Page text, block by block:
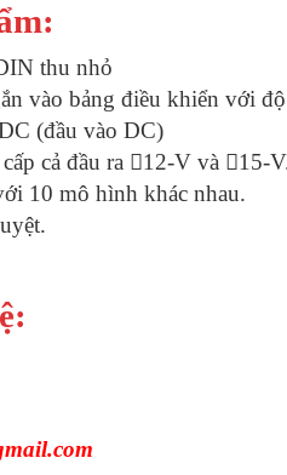
thu nhỏ
vào bảng điều khiển với
(đầu vào DC)
cả đầu ra 12-V và 15-
10 mô hình khác nhau.